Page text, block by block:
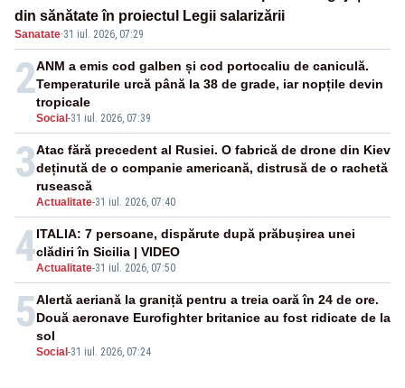
din sănătate în proiectul Legii salarizării
Sanatate·31 iul. 2026, 07:29
2
Social -31 iul. 2026, 07:39
ANM a emis cod galben și cod portocaliu de caniculă.
Temperaturile urcă până la 38 de grade, iar nopțile devin
tropicale
3
Actualitate-31 iul. 2026, 07:40
Atac fără precedent al Rusiei. O fabrică de drone din Kiev
deținută de o companie americană, distrusă de o rachetă
rusească
4Actualitate-31 iul. 2026, 07:50
ITALIA: 7 persoane, dispărute după prăbușirea unei
clădiri în Sicilia | VIDEO
5
Social -31 iul. 2026, 07:24
Alertă aeriană la graniță pentru a treia oară în 24 de ore.
Două aeronave Eurofighter britanice au fost ridicate de la
sol